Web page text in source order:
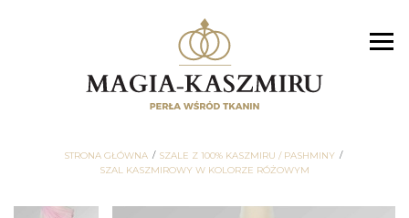
STRONA GŁÓWNA
SZALE Z 100% KASZMIRU / PASHMINY
SZAL KASZMIROWY W KOLORZE RÓŻOWYM